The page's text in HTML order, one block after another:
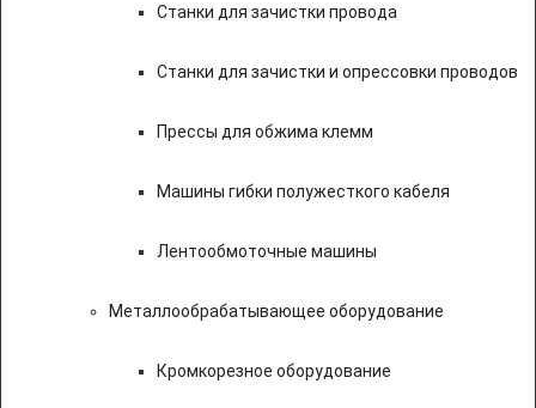
Станки для зачистки провода
Станки для зачистки и опрессовки проводов
Прессы для обжима клемм
Машины гибки полужесткого кабеля
Лентообмоточные машины
Металлообрабатывающее оборудование
Кромкорезное оборудование